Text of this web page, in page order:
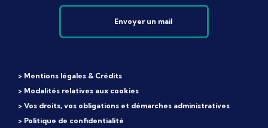
Envoyer un mail
> Mentions légales & Crédits
> Modalités relatives aux cookies
> Vos droits, vos obligations et démarches administratives
> Politique de confidentialité